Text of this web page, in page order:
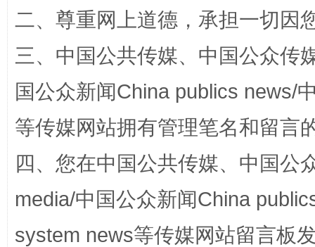
站台名比不上好声名
二、尊重网上道德，承担一切因
三、中国公共传媒、中国公众传
国公众新闻China publics news/
等传媒网站拥有管理笔名和留言
四、您在中国公共传媒、中国公
media/中国公众新闻China
system news等传媒网站留言板